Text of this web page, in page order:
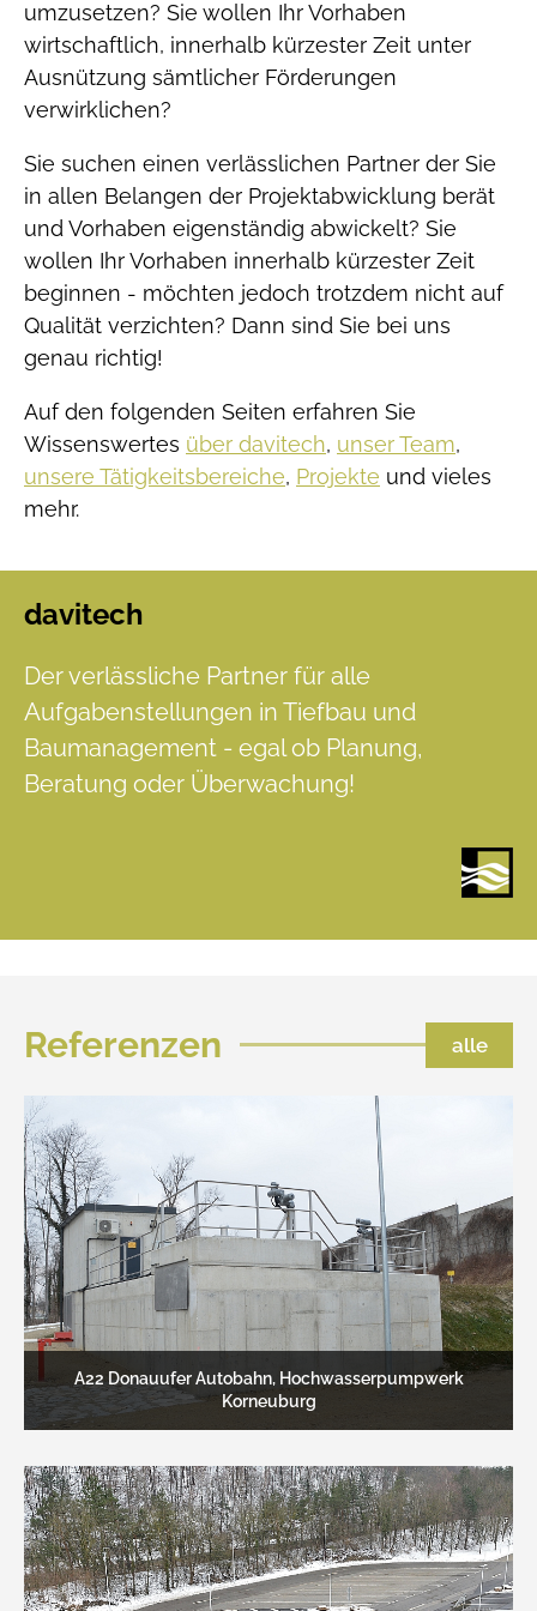
umzusetzen? Sie wollen Ihr Vorhaben
wirtschaftlich, innerhalb kürzester Zeit unter
Ausnützung sämtlicher Förderungen
verwirklichen?
Sie suchen einen verlässlichen Partner der Sie
in allen Belangen der Projektabwicklung berät
und Vorhaben eigenständig abwickelt? Sie
wollen Ihr Vorhaben innerhalb kürzester Zeit
beginnen - möchten jedoch trotzdem nicht auf
Qualität verzichten? Dann sind Sie bei uns
genau richtig!
Auf den folgenden Seiten erfahren Sie
Wissenswertes über davitech, unser Team,
unsere Tätigkeitsbereiche, Projekte und vieles
mehr.
Sidebar
davitech
Der verlässliche Partner für alle
Aufgabenstellungen in Tiefbau und
Baumanagement - egal ob Planung,
Beratung oder Überwachung!
Referenzen alle
A22 Donauufer Autobahn, Hochwasserpumpwerk
Korneuburg